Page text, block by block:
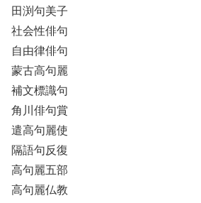
田渕句美子
社会性俳句
自由律俳句
蒙古高句麗
補文標識句
角川俳句賞
遣高句麗使
隔語句反復
高句麗五部
高句麗仏教